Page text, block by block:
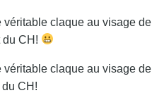
véritable claque au visage de
du CH!
véritable claque au visage de
du CH!